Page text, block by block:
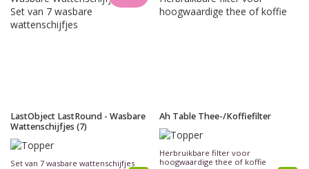
LastObject LastRound - Wasbare
Wattenschijfjes (7)
Set van 7 wasbare wattenschijfjes
Ah Table Thee-/Koffiefilter
Herbruikbare filter voor
hoogwaardige thee of koffie